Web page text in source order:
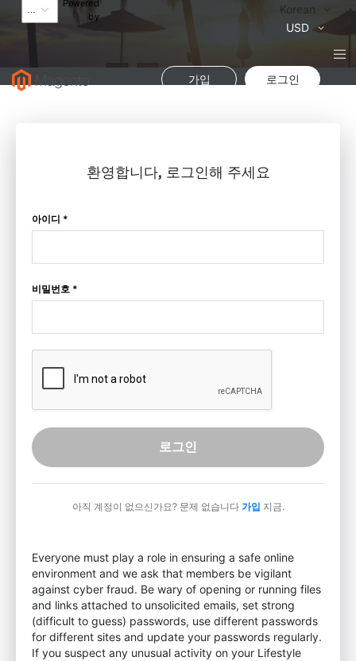
Powered
by
Language
Korean
USD
가입 로그인
환영합니다, 로그인해 주세요
아이디 *
비밀번호 *
로그인
아직 계정이 없으신가요? 문제 없습니다 가입 지금.
Everyone must play a role in ensuring a safe online
environment and we ask that members be vigilant
against cyber fraud. Be wary of opening or running files
and links attached to unsolicited emails, set strong
(difficult to guess) passwords, use different passwords
for different sites and update your passwords regularly.
If you suspect any unusual activity on your Lifestyle